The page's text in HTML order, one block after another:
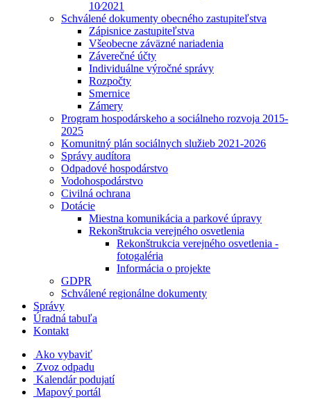
10⁄2021
Schválené dokumenty obecného zastupiteľstva
Zápisnice zastupiteľstva
Všeobecne záväzné nariadenia
Záverečné účty
Individuálne výročné správy
Rozpočty
Smernice
Zámery
Program hospodárskeho a sociálneho rozvoja 2015-
2025
Komunitný plán sociálnych služieb 2021-2026
Správy audítora
Odpadové hospodárstvo
Vodohospodárstvo
Civilná ochrana
Dotácie
Miestna komunikácia a parkové úpravy
Rekonštrukcia verejného osvetlenia
Rekonštrukcia verejného osvetlenia -
fotogaléria
Informácia o projekte
GDPR
Schválené regionálne dokumenty
Správy
Úradná tabuľa
Kontakt
Ako vybaviť
Zvoz odpadu
Kalendár podujatí
Mapový portál